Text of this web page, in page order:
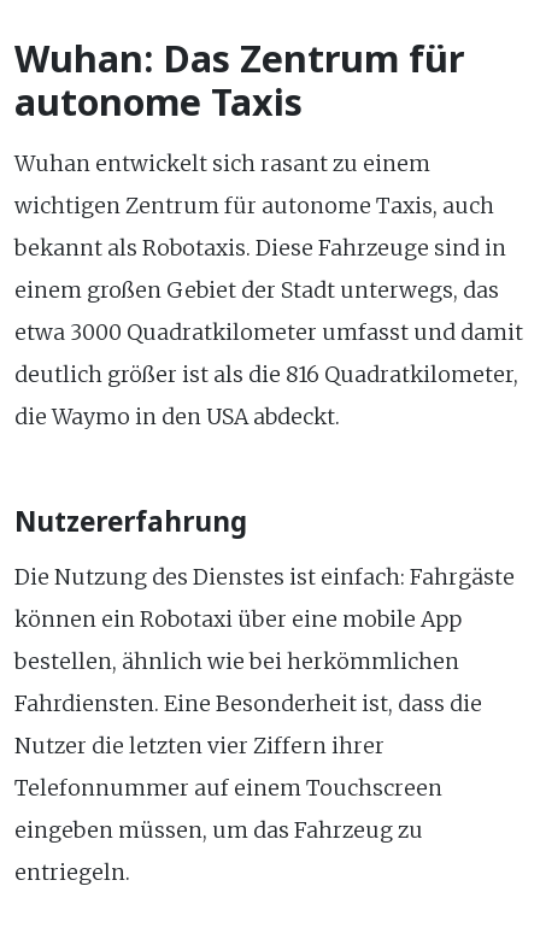
Wuhan: Das Zentrum für
autonome Taxis
Wuhan entwickelt sich rasant zu einem
wichtigen Zentrum für autonome Taxis, auch
bekannt als Robotaxis. Diese Fahrzeuge sind in
einem großen Gebiet der Stadt unterwegs, das
etwa 3000 Quadratkilometer umfasst und damit
deutlich größer ist als die 816 Quadratkilometer,
die Waymo in den USA abdeckt.
Nutzererfahrung
Die Nutzung des Dienstes ist einfach: Fahrgäste
können ein Robotaxi über eine mobile App
bestellen, ähnlich wie bei herkömmlichen
Fahrdiensten. Eine Besonderheit ist, dass die
Nutzer die letzten vier Ziffern ihrer
Telefonnummer auf einem Touchscreen
eingeben müssen, um das Fahrzeug zu
entriegeln.